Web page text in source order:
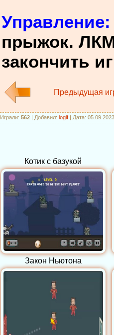
Управление:
прыжок.
закончить
Предыдущая
Играли: 562 | Добавил: logif | Дата:
Котик с базукой
Закон Ньютона